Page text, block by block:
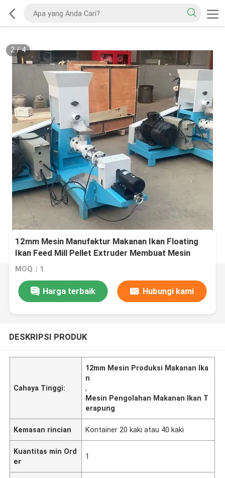
2/4
12mm Mesin Manufaktur Makanan Ikan Floating
Ikan Feed Mill Pellet Extruder Membuat Mesin
MOQ：1
Harga terbaik Hubungi kami
DESKRIPSI PRODUK
Cahaya Tinggi:
12mm Mesin Produksi Makanan Ika
n
,
Mesin Pengolahan Makanan Ikan T
erapung
Kemasan rincian Kontainer 20 kaki atau 40 kaki
Kuantitas min Ord
er
1